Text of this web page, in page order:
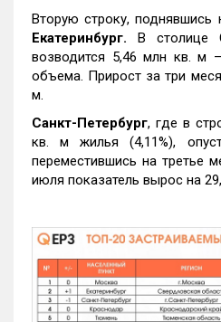
Вторую строку, поднявшись
Екатеринбург. В столице
возводится 5,46 млн кв. м
объема. Прирост за три
м.
Санкт-Петербург, где в
кв. м жилья (4,11%),
переместившись на третье
июля показатель вырос на